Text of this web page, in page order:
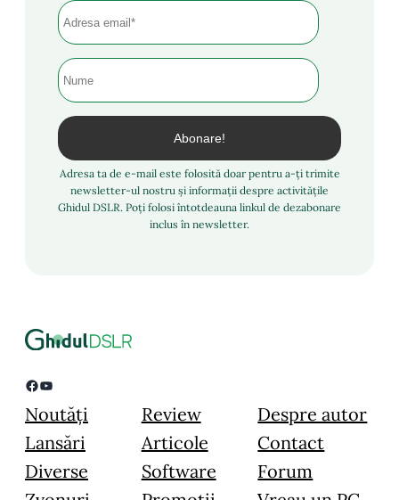
Adresa ta de e-mail este folosită doar pentru a-ți trimite
newsletter-ul nostru și informații despre activitățile
Ghidul DSLR. Poți folosi întotdeauna linkul de dezabonare
inclus în newsletter.
Facebook YouTube
Noutăți
Lansări
Diverse
Review
Articole
Software
Despre autor
Contact
Forum